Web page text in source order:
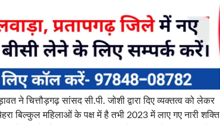
ने चित्तौड़गढ़ सांसद सी.पी. जोशी द्वारा दिए व्यक्तत्व को लेकर
बिल्कुल महिलाओं के पक्ष में है तभी 2023 में लाए गए नारी शक्ति